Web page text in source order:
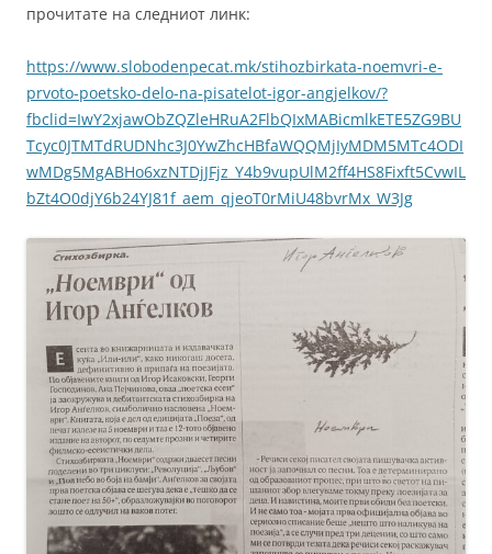
прочитате на следниот линк:
https://www.slobodenpecat.mk/stihozbirkata-noemvri-e-
prvoto-poetsko-delo-na-pisatelot-igor-angjelkov/?
fbclid=IwY2xjawObZQZleHRuA2FlbQIxMABicmlkETE5ZG9BU
Tcyc0JTMTdRUDNhc3J0YwZhcHBfaWQQMjIyMDM5MTc4ODI
wMDg5MgABHo6xzNTDjJFjz_Y4b9vupUlM2ff4HS8Fixft5CvwIL
bZt4O0djY6b24YJ81f_aem_qjeoT0rMiU48bvrMx_W3Jg